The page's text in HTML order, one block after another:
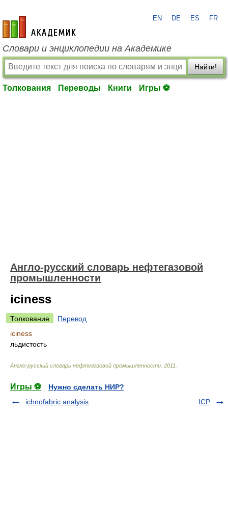
academic.ru
EN DE ES FR
Словари и энциклопедии на Академике
Найти!
Толкования Переводы Книги Игры ⚽
Англо-русский словарь нефтегазовой
промышленности
iciness
Толкование
Перевод
iciness
льдистость
Англо-русский словарь нефтегазовой промышленности 2011
Игры ⚽
Нужно сделать НИР?
ichnofabric analysis
ICP